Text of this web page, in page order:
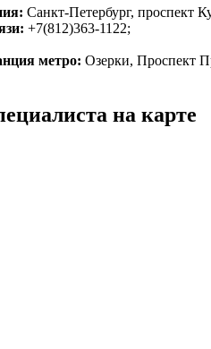
Санкт-Петербург, проспект
+7(812)363-1122;
метро: Озерки, Проспект
на карте